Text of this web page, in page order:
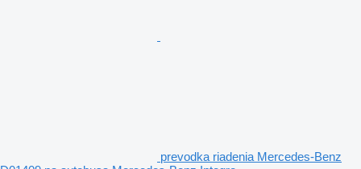
prevodka riadenia Mercedes-Benz